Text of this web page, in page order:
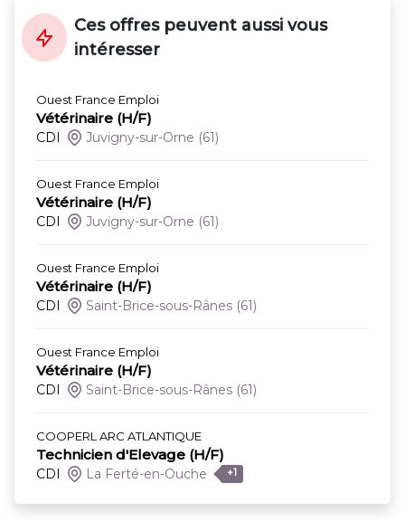
Ces offres peuvent aussi vous
intéresser
Ouest France Emploi
Vétérinaire (H/F)
CDI Juvigny-sur-Orne (61)
Ouest France Emploi
Vétérinaire (H/F)
CDI Juvigny-sur-Orne (61)
Ouest France Emploi
Vétérinaire (H/F)
CDI Saint-Brice-sous-Rânes (61)
Ouest France Emploi
Vétérinaire (H/F)
CDI Saint-Brice-sous-Rânes (61)
COOPERL ARC ATLANTIQUE
Technicien d'Elevage (H/F)
CDI La Ferté-en-Ouche +1